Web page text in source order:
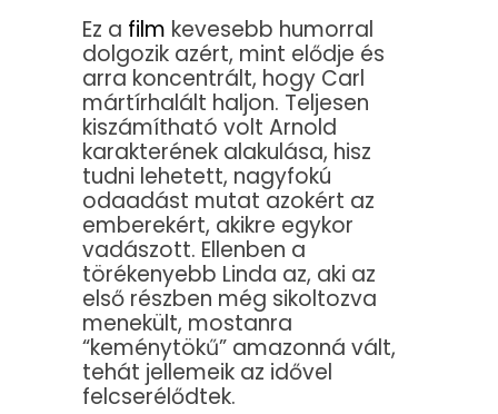
Ez a film kevesebb humorral
dolgozik azért, mint elődje és
arra koncentrált, hogy Carl
mártírhalált haljon. Teljesen
kiszámítható volt Arnold
karakterének alakulása, hisz
tudni lehetett, nagyfokú
odaadást mutat azokért az
emberekért, akikre egykor
vadászott. Ellenben a
törékenyebb Linda az, aki az
első részben még sikoltozva
menekült, mostanra
“keménytökű” amazonná vált,
tehát jellemeik az idővel
felcserélődtek.